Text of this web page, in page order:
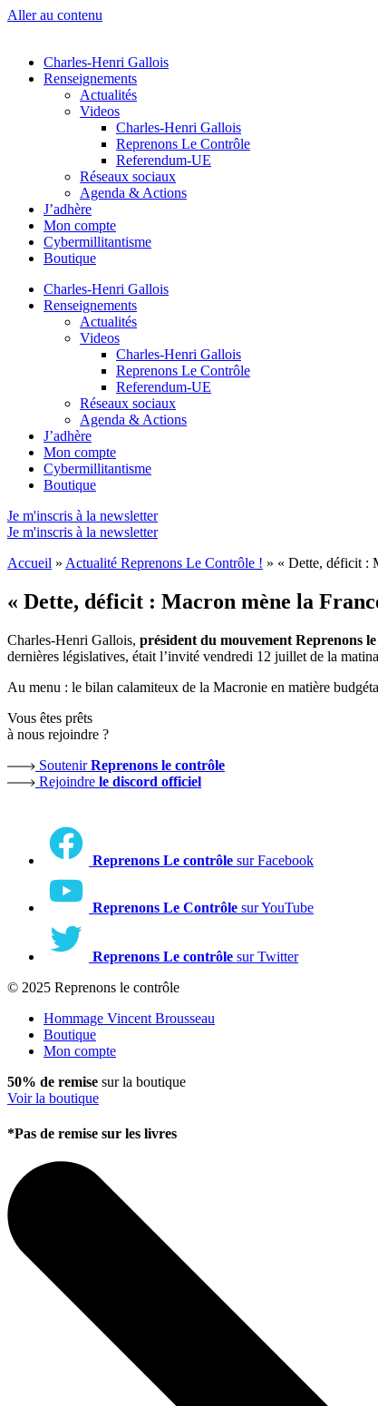
Aller au contenu
Charles-Henri Gallois
Renseignements
Actualités
Videos
Charles-Henri Gallois
Reprenons Le Contrôle
Referendum-UE
Réseaux sociaux
Agenda & Actions
J’adhère
Mon compte
Cybermillitantisme
Boutique
Charles-Henri Gallois
Renseignements
Actualités
Videos
Charles-Henri Gallois
Reprenons Le Contrôle
Referendum-UE
Réseaux sociaux
Agenda & Actions
J’adhère
Mon compte
Cybermillitantisme
Boutique
Je m'inscris à la newsletter
Je m'inscris à la newsletter
Accueil » Actualité Reprenons Le Contrôle ! » « Dette, déficit :
« Dette, déficit : Macron mène la
Charles-Henri Gallois, président du mouvement Reprenons
dernières législatives, était l’invité vendredi 12 juillet de la
Au menu : le bilan calamiteux de la Macronie en matière
Vous êtes prêts
à nous rejoindre ?
SoutenirReprenons le contrôle
Rejoindre le discord officiel
Reprenons Le contrôle sur Facebook
Reprenons Le Contrôle sur YouTube
Reprenons Le contrôle sur Twitter
© 2025 Reprenons le contrôle
Hommage Vincent Brousseau
Boutique
Mon compte
50% de remise sur la boutique
Voir la boutique
*Pas de remise sur les livres